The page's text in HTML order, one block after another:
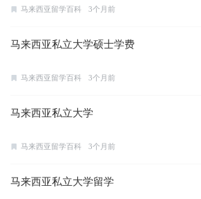
马来西亚留学百科 3个月前
马来西亚私立大学硕士学费
马来西亚留学百科 3个月前
马来西亚私立大学
马来西亚留学百科 3个月前
马来西亚私立大学留学